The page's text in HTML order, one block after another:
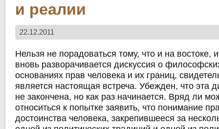
и реалии
22.12.2011
Нельзя не порадоваться тому, что и на востоке,
вновь разворачивается дискуссия о
основаниях прав человека и их границ,
является настоящая встреча. Убежден, что эта
не закончена, но как раз начинается. Вряд ли
относиться к попытке заявить, что понимание
достоинства человека, закрепившееся за